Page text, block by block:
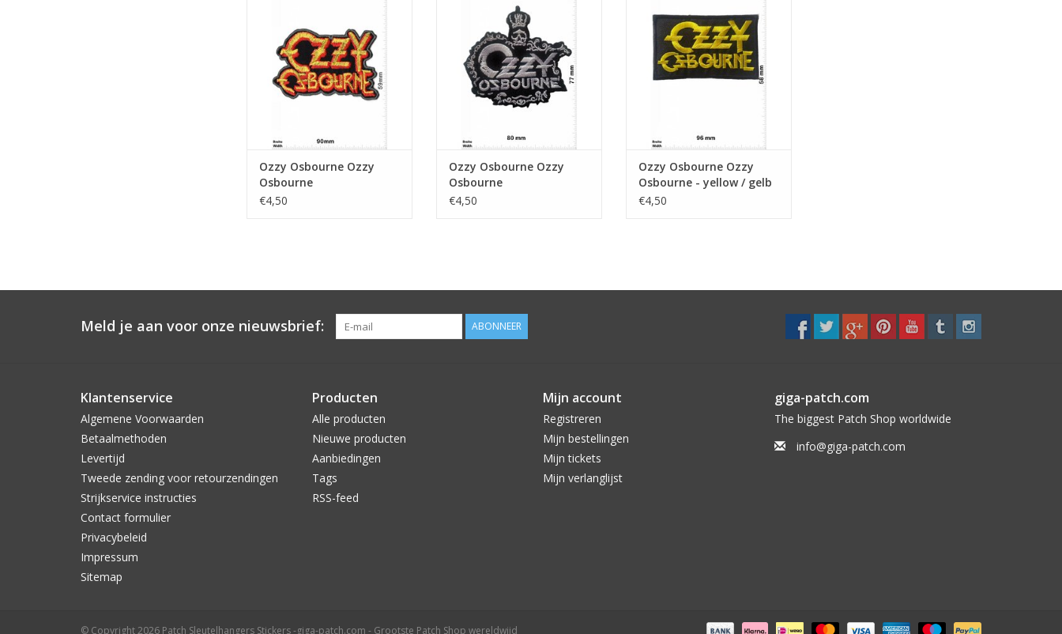
TOEVOEGEN AAN WINKELWAGEN
Ozzy Osbourne Ozzy
Osbourne
€4,50
TOEVOEGEN AAN WINKELWAGEN
Ozzy Osbourne Ozzy
Osbourne
€4,50
TOEVOEGEN AAN WINKELWAGEN
Ozzy Osbourne Ozzy
Osbourne - yellow / gelb
€4,50
Meld je aan voor onze nieuwsbrief: ABONNEER
Klantenservice
Algemene Voorwaarden
Betaalmethoden
Levertijd
Tweede zending voor retourzendingen
Strijkservice instructies
Contact formulier
Privacybeleid
Impressum
Sitemap
Producten
Alle producten
Nieuwe producten
Aanbiedingen
Tags
RSS-feed
Mijn account
Registreren
Mijn bestellingen
Mijn tickets
Mijn verlanglijst
giga-patch.com
The biggest Patch Shop worldwide
info@giga-patch.com
© Copyright 2026 Patch Sleutelhangers Stickers -giga-patch.com - Grootste Patch Shop wereldwijd